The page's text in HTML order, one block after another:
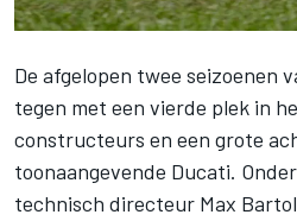
De afgelopen twee seizoenen
tegen met een vierde plek in
constructeurs en een grote
toonaangevende Ducati.
technisch directeur Max